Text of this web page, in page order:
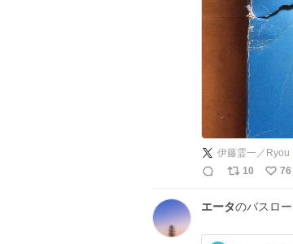
伊藤霊一／Ryou
10
76
エータのバスロ